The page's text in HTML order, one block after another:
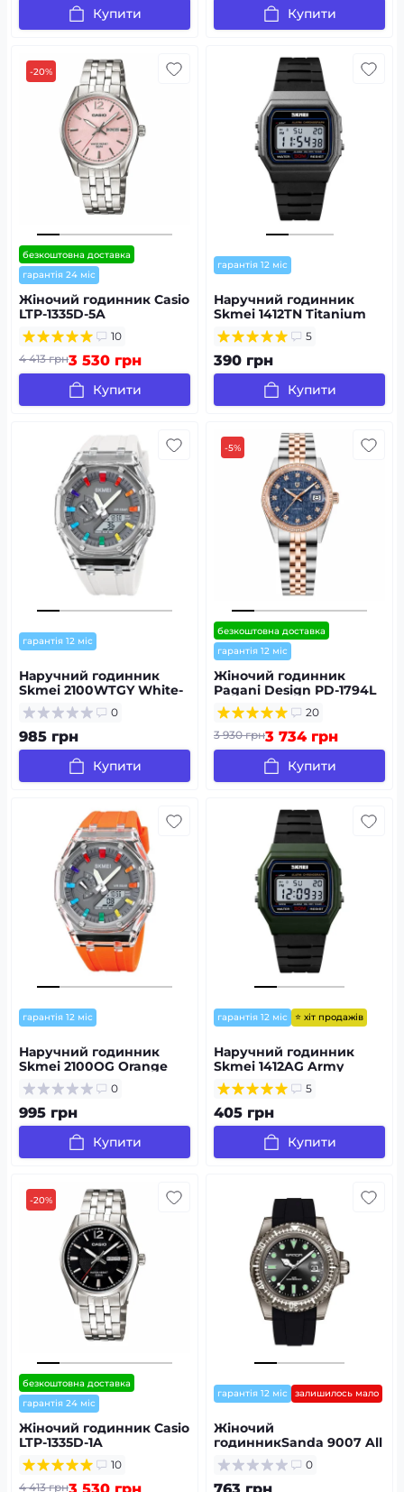
Купити Купити
-20%
безкоштовна доставка
гарантія 24 міс
Жіночий годинник Casio
LTP-1335D-5A
10
4 413 грн3 530 грн
Купити
гарантія 12 міс
Наручний годинник
Skmei 1412TN Titanium
5
390 грн
Купити
гарантія 12 міс
Наручний годинник
Skmei 2100WTGY White-
Grey
0
985 грн
Купити
-5%
безкоштовна доставка
гарантія 12 міс
Жіночий годинник
Pagani Design PD-1794L
Silver-Rose Gold-Blue
20
3 930 грн3 734 грн
Купити
гарантія 12 міс
Наручний годинник
Skmei 2100OG Orange
0
995 грн
Купити
гарантія 12 міс ⭐ хіт продажів
Наручний годинник
Skmei 1412AG Army
Green
5
405 грн
Купити
-20%
безкоштовна доставка
гарантія 24 міс
Жіночий годинник Casio
LTP-1335D-1A
10
4 413 грн
гарантія 12 міс залишилось мало
Жіночий
годинникSanda 9007 All
Black
0